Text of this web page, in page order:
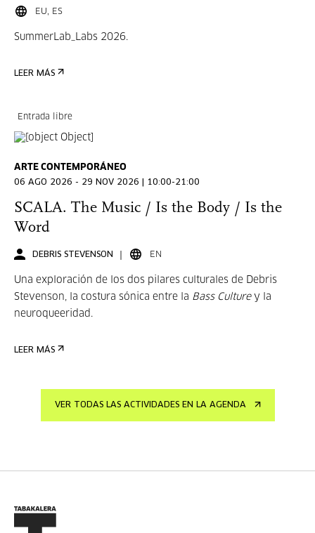
EU, ES
SummerLab_Labs 2026.
LEER MÁS
Entrada libre
ARTE CONTEMPORÁNEO
06 AGO 2026 - 29 NOV 2026 | 10:00-21:00
SCALA. The Music / Is the Body / Is the
Word
DEBRIS STEVENSON EN
Una exploración de los dos pilares culturales de Debris
Stevenson, la costura sónica entre la Bass Culturey la
neuroqueeridad.
LEER MÁS
VER TODAS LAS ACTIVIDADES EN LA AGENDA